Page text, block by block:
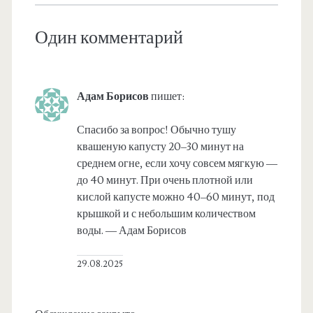
Один комментарий
Адам Борисов пишет:
Спасибо за вопрос! Обычно тушу
квашеную капусту 20–30 минут на
среднем огне, если хочу совсем мягкую —
до 40 минут. При очень плотной или
кислой капусте можно 40–60 минут, под
крышкой и с небольшим количеством
воды. — Адам Борисов
29.08.2025